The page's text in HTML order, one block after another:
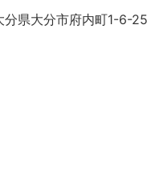
分県大分市府内町1-6-25